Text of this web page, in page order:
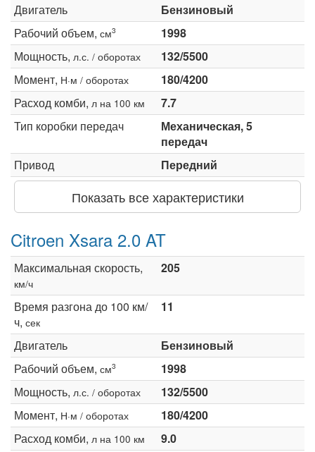
Двигатель
Бензиновый
Рабочий объем, см3
1998
Мощность, л.с. / оборотах
132/5500
Момент, Н·м / оборотах
180/4200
Расход комби, л на 100 км
7.7
Тип коробки передач
Механическая, 5
передач
Привод
Передний
Показать все характеристики
Citroen Xsara 2.0 AT
Максимальная скорость,
км/ч
205
Время разгона до 100 км/
ч, сек
11
Двигатель
Бензиновый
Рабочий объем, см3
1998
Мощность, л.с. / оборотах
132/5500
Момент, Н·м / оборотах
180/4200
Расход комби, л на 100 км
9.0